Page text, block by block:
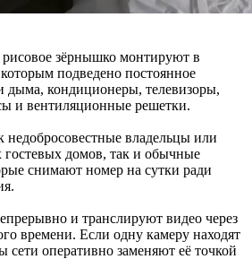
зёрнышко монтируют в
подведено постоянное
дыма, кондиционеры, телевизоры,
и вентиляционные решетки.
владельцы или
домов, так и обычные
снимают номер на сутки ради
и транслируют видео через
времени. Если одну камеру находят
сети оперативно заменяют её точкой